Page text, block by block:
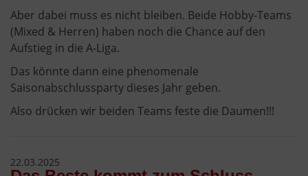
Aber dabei muss es nicht bleiben. Beide Hobby-Teams
(Mixed & Herren) haben noch die Chance auf den
Aufstieg in die A-Liga.
Das könnte dann eine phenomenale
Saisonabschlussparty dieses Jahr geben.
Also drücken wir beiden Teams feste die Daumen!!!
22.03.2025